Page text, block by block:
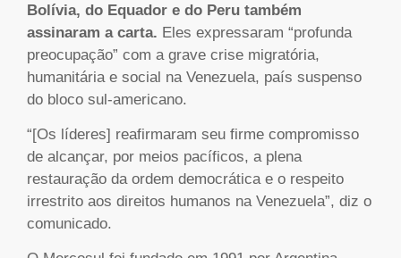
Bolívia, do Equador e do Peru também
assinaram a carta. Eles expressaram “profunda
preocupação” com a grave crise migratória,
humanitária e social na Venezuela, país suspenso
do bloco sul-americano.
“[Os líderes] reafirmaram seu firme compromisso
de alcançar, por meios pacíficos, a plena
restauração da ordem democrática e o respeito
irrestrito aos direitos humanos na Venezuela”, diz o
comunicado.